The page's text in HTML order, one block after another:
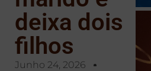
deixa dois
filhos
Junho 24, 2026